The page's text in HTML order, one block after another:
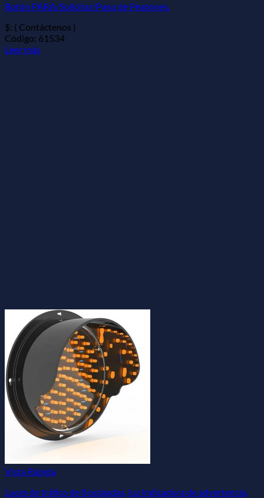
Botón PARA/Solicitar/Paso de Peatones.
$: ( Contáctenos )
Código: 61534
Leer más
Vista Rápida
Luces de tráfico de 8 pulgadas, luz indicadora de advertencia,